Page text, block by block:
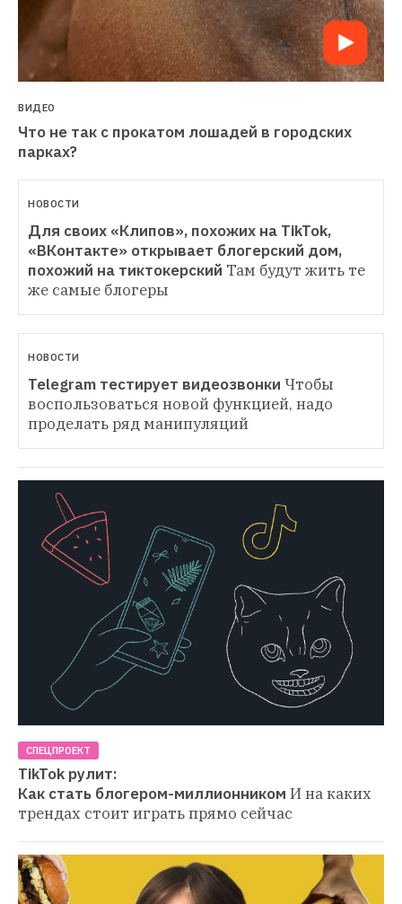
ВИДЕО
Что не так с прокатом лошадей в городских
парках?
НОВОСТИ
Для своих «Клипов», похожих на TikTok,
«ВКонтакте» открывает блогерский дом,
похожий на тиктокерский Там будут жить те
же самые блогеры
НОВОСТИ
Telegram тестирует видеозвонки Чтобы
воспользоваться новой функцией, надо
проделать ряд манипуляций
СПЕЦПРОЕКТ
TikTok рулит:
Как стать блогером-миллионником И на каких
трендах стоит играть прямо сейчас